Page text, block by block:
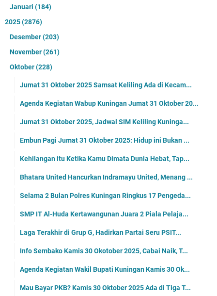
Januari (184)
2025(2876)
Desember(203)
November(261)
Oktober(228)
Jumat 31 Oktober 2025 Samsat Keliling Ada di Kecam...
Agenda Kegiatan Wabup Kuningan Jumat 31 Oktober 20...
Jumat 31 Oktober 2025, Jadwal SIM Keliling Kuninga...
Embun Pagi Jumat 31 Oktober 2025: Hidup ini Bukan ...
Kehilangan itu Ketika Kamu Dimata Dunia Hebat, Tap...
Bhatara United Hancurkan Indramayu United, Menang ...
Selama 2 Bulan Polres Kuningan Ringkus 17 Pengeda...
SMP IT Al-Huda Kertawangunan Juara 2 Piala Pelaja...
Laga Terakhir di Grup G, Hadirkan Partai Seru PSIT...
Info Sembako Kamis 30 Okotober 2025, Cabai Naik, T...
Agenda Kegiatan Wakil Bupati Kuningan Kamis 30 Ok...
Mau Bayar PKB? Kamis 30 Oktober 2025 Ada di Tiga T...